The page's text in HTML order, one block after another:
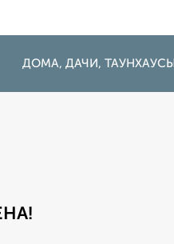
ДОМА, ДАЧИ, ТАУНХАУСЫ